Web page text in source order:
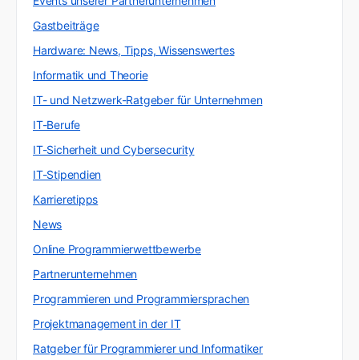
Gastbeiträge
Hardware: News, Tipps, Wissenswertes
Informatik und Theorie
IT- und Netzwerk-Ratgeber für Unternehmen
IT-Berufe
IT-Sicherheit und Cybersecurity
IT-Stipendien
Karrieretipps
News
Online Programmierwettbewerbe
Partnerunternehmen
Programmieren und Programmiersprachen
Projektmanagement in der IT
Ratgeber für Programmierer und Informatiker